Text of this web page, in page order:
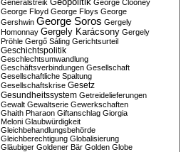
Generalstreik Geopolitik George Clooney
George Floyd George Floys George
Gershwin George Soros Gergely
Homonnay Gergely Karácsony Gergely
Pröhle Gergő Sáling Gerichtsurteil
Geschichtspolitik
Geschlechtsumwandlung
Geschäftsverbindungen Gesellschaft
Gesellschaftliche Spaltung
Gesellschaftskrise Gesetz
Gesundheitssystem Getreidelieferungen
Gewalt Gewaltserie Gewerkschaften
Ghaith Pharaon Giftanschlag Giorgia
Meloni Glaubwürdigkeit
Gleichbehandlungsbehörde
Gleichberechtigung Globalisierung
Gläubiger Goldener Bär Golden Globe